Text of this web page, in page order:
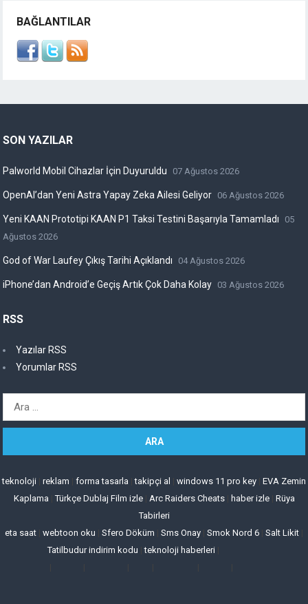
BAĞLANTILAR
SON YAZILAR
Palworld Mobil Cihazlar İçin Duyuruldu 07 Ağustos 2026
OpenAI’dan Yeni Astra Yapay Zeka Ailesi Geliyor 06 Ağustos 2026
Yeni KAAN Prototipi KAAN P1 Taksi Testini Başarıyla Tamamladı
05
Ağustos 2026
God of War Laufey Çıkış Tarihi Açıklandı 04 Ağustos 2026
iPhone’dan Android’e Geçiş Artık Çok Daha Kolay 03 Ağustos 2026
RSS
Yazılar RSS
Yorumlar RSS
Arama:
teknoloji reklam forma tasarla |takipçi al windows 11 pro key EVA Zemin
Kaplama |Türkçe Dublaj Film izle| Arc Raiders Cheats| haber izle| Rüya
Tabirleri
eta saat webtoon oku Sfero Döküm Sms Onay Smok Nord 6 Salt Likit
Tatilbudur indirim kodu |teknoloji haberleri|